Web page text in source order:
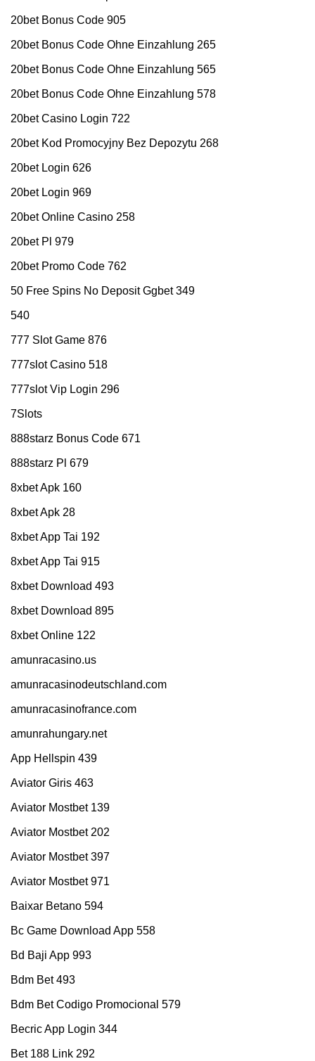
20bet Bonus Code 905
20bet Bonus Code Ohne Einzahlung 265
20bet Bonus Code Ohne Einzahlung 565
20bet Bonus Code Ohne Einzahlung 578
20bet Casino Login 722
20bet Kod Promocyjny Bez Depozytu 268
20bet Login 626
20bet Login 969
20bet Online Casino 258
20bet Pl 979
20bet Promo Code 762
50 Free Spins No Deposit Ggbet 349
540
777 Slot Game 876
777slot Casino 518
777slot Vip Login 296
7Slots
888starz Bonus Code 671
888starz Pl 679
8xbet Apk 160
8xbet Apk 28
8xbet App Tai 192
8xbet App Tai 915
8xbet Download 493
8xbet Download 895
8xbet Online 122
amunracasino.us
amunracasinodeutschland.com
amunracasinofrance.com
amunrahungary.net
App Hellspin 439
Aviator Giris 463
Aviator Mostbet 139
Aviator Mostbet 202
Aviator Mostbet 397
Aviator Mostbet 971
Baixar Betano 594
Bc Game Download App 558
Bd Baji App 993
Bdm Bet 493
Bdm Bet Codigo Promocional 579
Becric App Login 344
Bet 188 Link 292